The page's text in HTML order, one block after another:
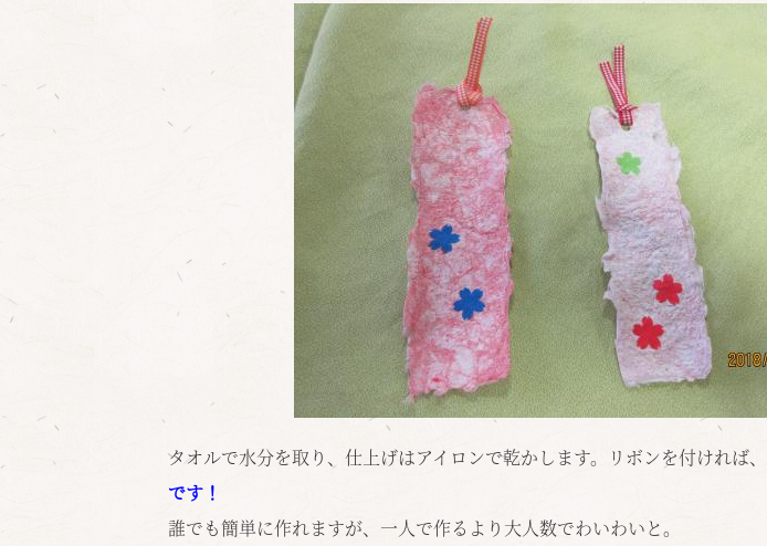
タオルで水分を取り、仕上げはアイロンで乾かします。リボンを付ければ、
です！
誰でも簡単に作れますが、一人で作るより大人数でわいわいと。